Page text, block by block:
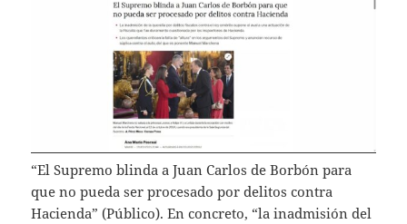
“El Supremo blinda a Juan Carlos de Borbón para
que no pueda ser procesado por delitos contra
Hacienda” (Público). En concreto, “la inadmisión del